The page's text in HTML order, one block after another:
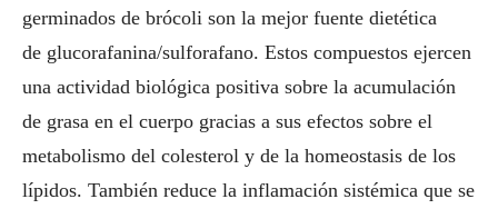
germinados de brócoli son la mejor fuente dietética
de glucorafanina/sulforafano. Estos compuestos ejercen
una actividad biológica positiva sobre la acumulación
de grasa en el cuerpo gracias a sus efectos sobre el
metabolismo del colesterol y de la homeostasis de los
lípidos. También reduce la inflamación sistémica que se